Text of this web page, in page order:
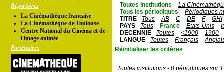
Répertoires
La Cinémathèque française
La Cinémathèque de Toulouse
Centre National du Cinéma et de
l'image animée
Partenaires
Toutes institutions
La
Tous les périodiques
Périodiques
TITRE
Tous AB C DE F
GHI
PAYS
Tous France Etats-Unis
DECENNIE
Toutes <1900
1900
LANGUE
Toutes Français
Réinitialiser les critères
Toutes institutions - 0 périodiques sur